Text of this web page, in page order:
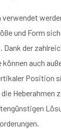
verwendet
und Form
der
auch
Position
Heberahmen